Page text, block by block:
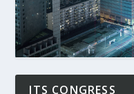
ITS CONGRESS